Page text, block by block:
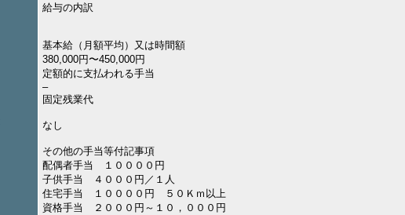
給与の内訳
基本給（月額平均）又は時間額
380,000円〜450,000円
定額的に支払われる手当
–
固定残業代
なし
その他の手当等付記事項
配偶者手当 １００００円
子供手当 ４０００円／１人
住宅手当 １００００円 ５０Ｋｍ以上
資格手当 ２０００円～１０，０００円